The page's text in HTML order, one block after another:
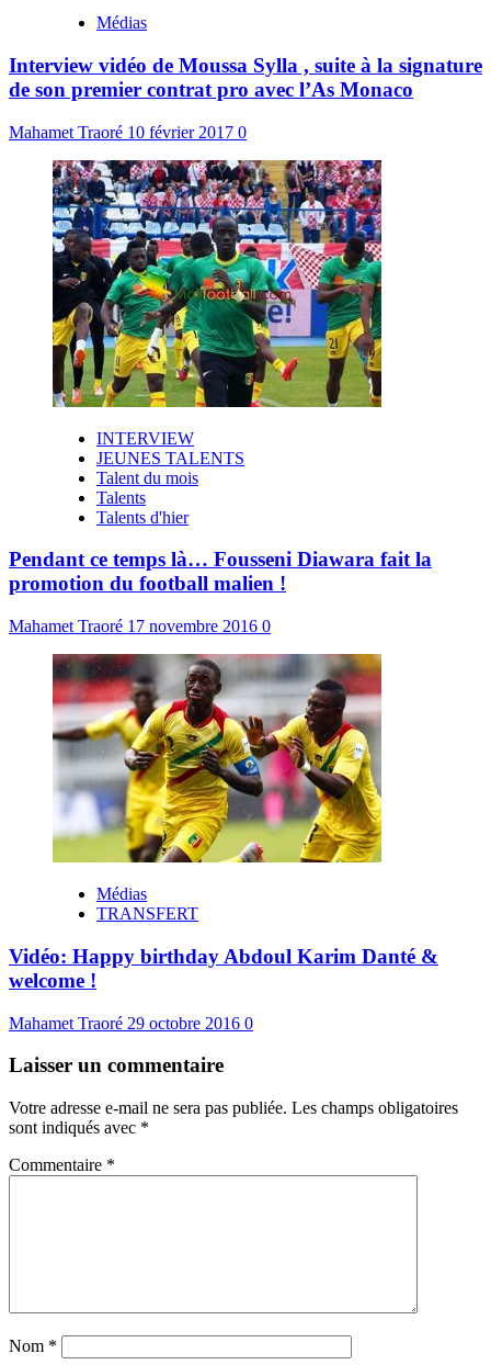
Médias
Interview vidéo de Moussa Sylla , suite à la signature
de son premier contrat pro avec l’As Monaco
Mahamet Traoré 10 février 2017 0
INTERVIEW
JEUNES TALENTS
Talent du mois
Talents
Talents d'hier
Pendant ce temps là… Fousseni Diawara fait la
promotion du football malien !
Mahamet Traoré 17 novembre 2016 0
Médias
TRANSFERT
Vidéo: Happy birthday Abdoul Karim Danté &
welcome !
Mahamet Traoré 29 octobre 2016 0
Laisser un commentaire
Votre adresse e-mail ne sera pas publiée. Les champs obligatoires
sont indiqués avec *
Commentaire *
Nom *